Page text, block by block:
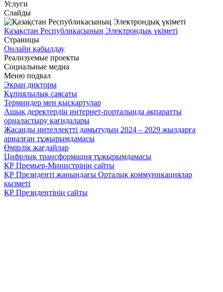
Услуги
Слайды
Қазақстан Республикасының Электрондық үкіметі
Страницы
Онлайн қабылдау
Реализуемые проекты
Социальные медиа
Меню подвал
Экран дикторы
Құпиялылық саясаты
Терминдер мен қысқартулар
Ашық деректердің интернет-порталында ақпаратты
орналастыру қағидалары
Жасанды интеллектті дамытудың 2024 – 2029 жылдарға
арналған тұжырымдамасы
Өмірлік жағдайлар
Цифрлық трансформация тұжырымдамасы
ҚР Премьер-Министрінің сайты
ҚР Президенті жанындағы Орталық коммуникациялар
қызметі
ҚР Президентінің сайты